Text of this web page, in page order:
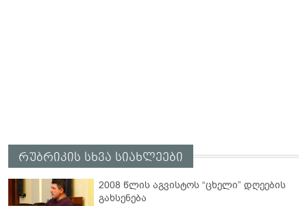
რუბრიკის სხვა სიახლეები
2008 წლის აგვისტოს “ცხელი” დღეების
გახსენება